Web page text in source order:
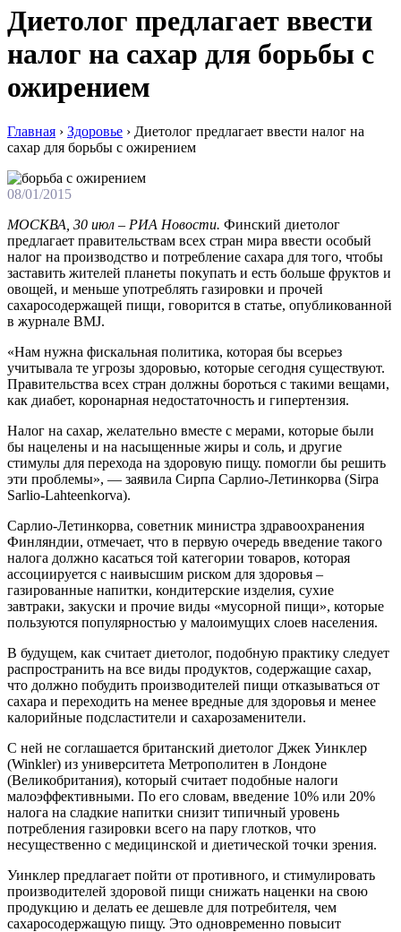
Диетолог предлагает ввести
налог на сахар для борьбы с
ожирением
Главная › Здоровье › Диетолог предлагает ввести налог на
сахар для борьбы с ожирением
08/01/2015
МОСКВА, 30 июл – РИА Новости. Финский диетолог
предлагает правительствам всех стран мира ввести особый
налог на производство и потребление сахара для того, чтобы
заставить жителей планеты покупать и есть больше фруктов и
овощей, и меньше употреблять газировки и прочей
сахаросодержащей пищи, говорится в статье, опубликованной
в журнале BMJ.
«Нам нужна фискальная политика, которая бы всерьез
учитывала те угрозы здоровью, которые сегодня существуют.
Правительства всех стран должны бороться с такими вещами,
как диабет, коронарная недостаточность и гипертензия.
Налог на сахар, желательно вместе с мерами, которые были
бы нацелены и на насыщенные жиры и соль, и другие
стимулы для перехода на здоровую пищу. помогли бы решить
эти проблемы», — заявила Сирпа Сарлио-Летинкорва (Sirpa
Sarlio-Lahteenkorva).
Сарлио-Летинкорва, советник министра здравоохранения
Финляндии, отмечает, что в первую очередь введение такого
налога должно касаться той категории товаров, которая
ассоциируется с наивысшим риском для здоровья –
газированные напитки, кондитерские изделия, сухие
завтраки, закуски и прочие виды «мусорной пищи», которые
пользуются популярностью у малоимущих слоев населения.
В будущем, как считает диетолог, подобную практику следует
распространить на все виды продуктов, содержащие сахар,
что должно побудить производителей пищи отказываться от
сахара и переходить на менее вредные для здоровья и менее
калорийные подсластители и сахарозаменители.
С ней не соглашается британский диетолог Джек Уинклер
(Winkler) из университета Метрополитен в Лондоне
(Великобритания), который считает подобные налоги
малоэффективными. По его словам, введение 10% или 20%
налога на сладкие напитки снизит типичный уровень
потребления газировки всего на пару глотков, что
несущественно с медицинской и диетической точки зрения.
Уинклер предлагает пойти от противного, и стимулировать
производителей здоровой пищи снижать наценки на свою
продукцию и делать ее дешевле для потребителя, чем
сахаросодержащую пищу. Это одновременно повысит